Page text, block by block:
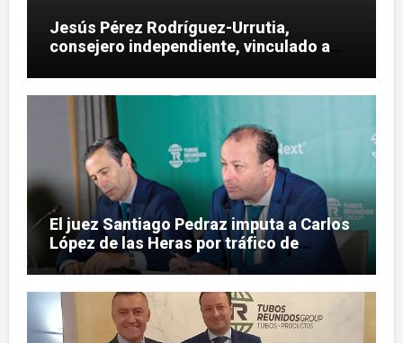
Jesús Pérez Rodríguez-Urrutia,
consejero independiente, vinculado a
Reunidos
El juez Santiago Pedraz imputa a Carlos
López de las Heras por tráfico de
influencias en el caso Leire